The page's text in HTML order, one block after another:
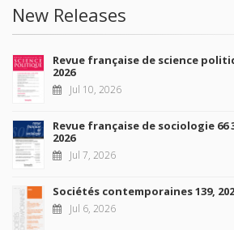
New Releases
Revue française de science
2026
Jul 10, 2026
Revue française de sociologie
2026
Jul 7, 2026
Sociétés contemporaines 139,
Jul 6, 2026